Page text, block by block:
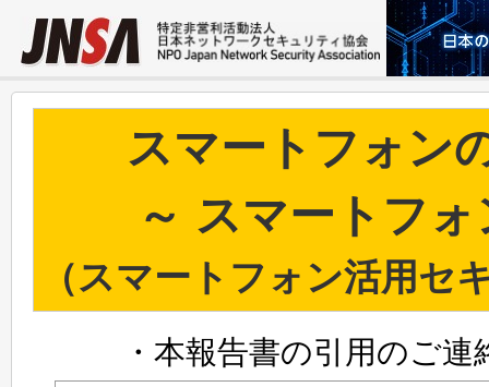
スマートフォン
～ スマートフ
（スマートフォン活用セ
・本報告書の引用のご